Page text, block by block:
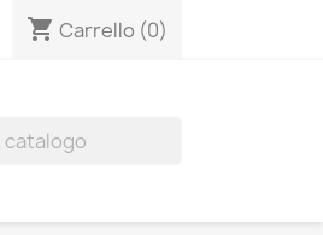
shopping_cart Carrello (0)